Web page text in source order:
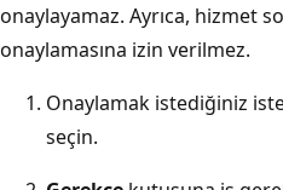
onaylayamaz. Ayrıca, hizmet
onaylamasına izin verilmez.
Onaylamak istediğiniz
seçin.